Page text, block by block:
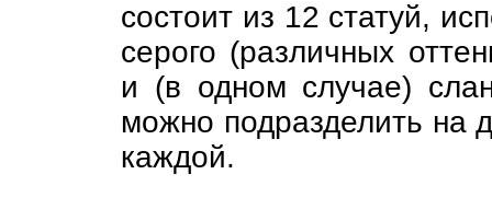
состоит из 12 статуй,
серого (различных
и (в одном случае)
можно подразделить на
каждой.